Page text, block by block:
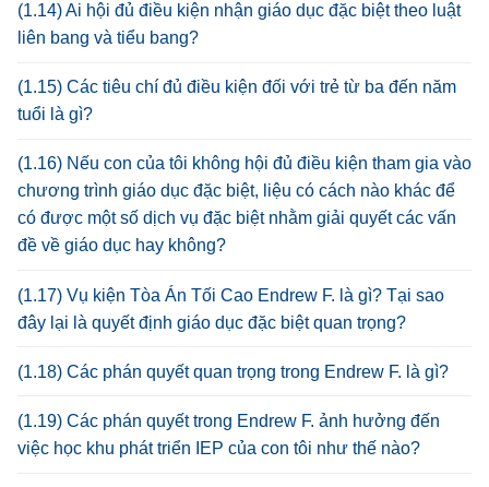
(1.14) Ai hội đủ điều kiện nhận giáo dục đặc biệt theo luật
liên bang và tiểu bang?
(1.15) Các tiêu chí đủ điều kiện đối với trẻ từ ba đến năm
tuổi là gì?
(1.16) Nếu con của tôi không hội đủ điều kiện tham gia vào
chương trình giáo dục đặc biệt, liệu có cách nào khác để
có được một số dịch vụ đặc biệt nhằm giải quyết các vấn
đề về giáo dục hay không?
(1.17) Vụ kiện Tòa Án Tối Cao Endrew F. là gì? Tại sao
đây lại là quyết định giáo dục đặc biệt quan trọng?
(1.18) Các phán quyết quan trọng trong Endrew F. là gì?
(1.19) Các phán quyết trong Endrew F. ảnh hưởng đến
việc học khu phát triển IEP của con tôi như thế nào?